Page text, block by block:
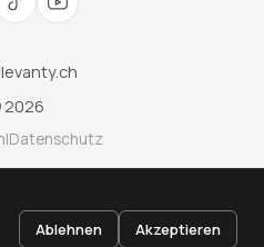
2026
|Datenschutz
ready
Ablehnen Akzeptieren